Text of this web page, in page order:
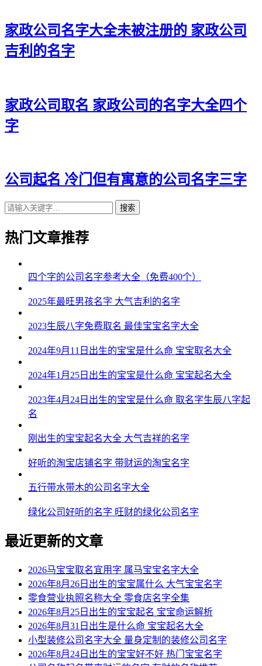
家政公司名字大全未被注册的 家政公司
吉利的名字
家政公司取名 家政公司的名字大全四个
字
公司起名 冷门但有寓意的公司名字三字
搜索
热门文章推荐
四个字的公司名字参考大全（免费400个）
2025年最旺男孩名字 大气吉利的名字
2023生辰八字免费取名 最佳宝宝名字大全
2024年9月11日出生的宝宝是什么命 宝宝取名大全
2024年1月25日出生的宝宝是什么命 宝宝起名大全
2023年4月24日出生的宝宝是什么命 取名字生辰八字起
名
刚出生的宝宝起名大全 大气吉祥的名字
好听的淘宝店铺名字 带财运的淘宝名字
五行带水带木的公司名字大全
绿化公司好听的名字 旺财的绿化公司名字
最近更新的文章
2026马宝宝取名宜用字 属马宝宝名字大全
2026年8月26日出生的宝宝属什么 大气宝宝名字
零食营业执照名称大全 零食店名字全集
2026年8月25日出生的宝宝起名 宝宝命运解析
2026年8月31日出生是什么命 宝宝起名大全
小型装修公司名字大全 量身定制的装修公司名字
2026年8月24日出生的宝宝好不好 热门宝宝名字